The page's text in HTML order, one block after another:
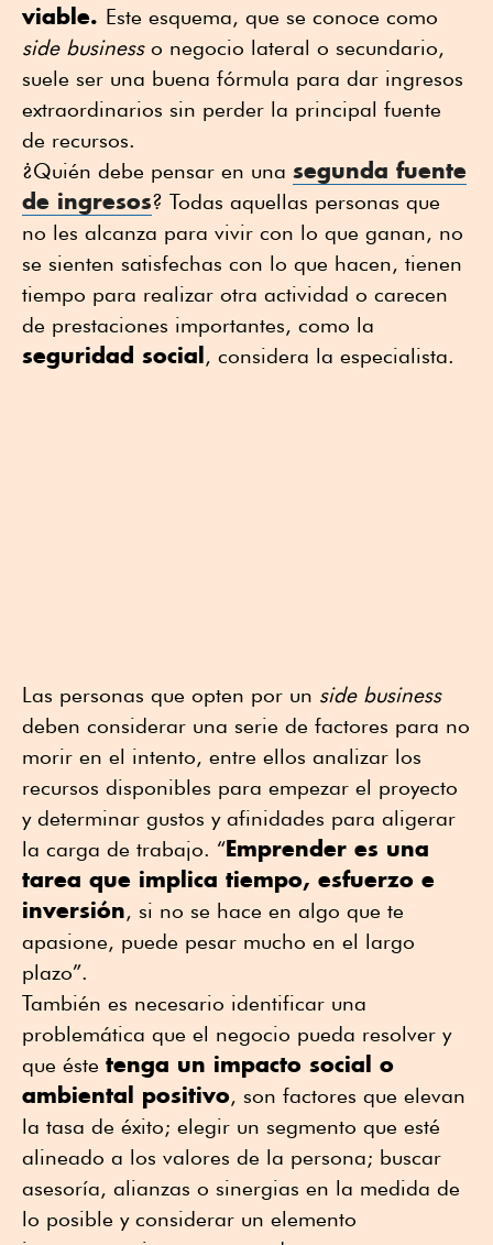
viable. Este esquema, que se conoce como
side businesso negocio lateral o secundario,
suele ser una buena fórmula para dar ingresos
extraordinarios sin perder la principal fuente
de recursos.
¿Quién debe pensar en una segunda fuente
de ingresos? Todas aquellas personas que
no les alcanza para vivir con lo que ganan, no
se sienten satisfechas con lo que hacen, tienen
tiempo para realizar otra actividad o carecen
de prestaciones importantes, como la
seguridad social, considera la especialista.
Las personas que opten por un side business
deben considerar una serie de factores para no
morir en el intento, entre ellos analizar los
recursos disponibles para empezar el proyecto
y determinar gustos y afinidades para aligerar
la carga de trabajo. “Emprender es una
tarea que implica tiempo, esfuerzo e
inversión, si no se hace en algo que te
apasione, puede pesar mucho en el largo
plazo”.
También es necesario identificar una
problemática que el negocio pueda resolver y
que éste tenga un impacto social o
ambiental positivo, son factores que elevan
la tasa de éxito; elegir un segmento que esté
alineado a los valores de la persona; buscar
asesoría, alianzas o sinergias en la medida de
lo posible y considerar un elemento